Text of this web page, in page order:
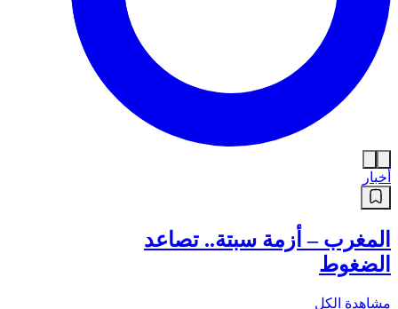
أخبار
المغرب – أزمة سبتة.. تصاعد
الضغوط
مشاهدة الكل